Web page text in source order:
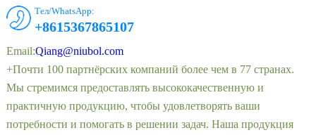
Тел/WhatsApp:
+8615367865107
Email:Qiang@niubol.com
+Почти 100 партнёрских компаний более чем в 77 странах.
Мы стремимся предоставлять высококачественную и
практичную продукцию, чтобы удовлетворять ваши
потребности и помогать в решении задач. Наша продукция